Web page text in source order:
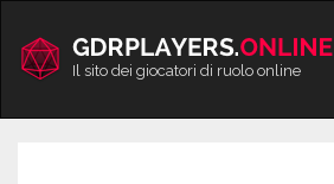
contenutoIl sito dei giocatori di ruolo online